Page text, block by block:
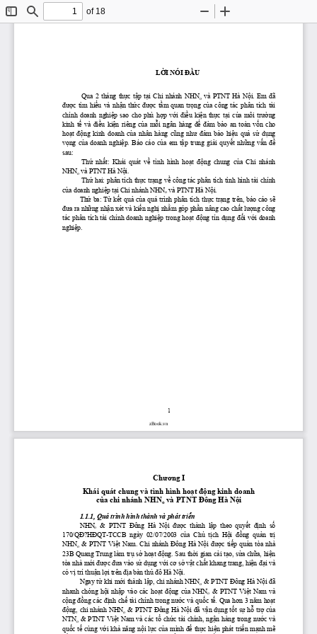
ToggleFind
of 18
Zoom
1
LỜI NÓI ĐẦU
Qua  2  tháng thực tập tại
  Chi  nhánh  NHN
o
  và  PTNT  Hà
Nội.
  Em
đã
được
  tìm
hiểu
  và
nhận thức được tầm
  quan
trọng của
  công  tác  phân  tích  tài
chính  doanh nghiệp
  sao  cho  phù
hợp với điều kiện thực tại của
  môi
trường
kinh tế
  và
điều kiện
  riêng
của mỗi
  ngân  hàng
để đảm bảo
  an  toàn
vốn
  cho
hoạt động
  kinh  doanh
của
  nhân  hàng
cũng như đảm bảo hiệu quả sử dụng
vọng của
  doanh
nghiệp.
  Báo  cáo
của
  em
tập
  trung
giải quyết những vấn đề
sau:
Thứ nhất:
  Khái  quát
về
  tình  hình
hoạt động
  chung
của
  Chi  nhánh
NHNo và PTNT Hà Nội.
Thứ hai: phân tích thực trạng về công tác phân tích tình hình tài chính
của doanh nghiệp tại Chi nhánh NHNo và PTNT Hà Nội.
Thứ ba: Từ kết quả của quá trình phân tích thực trạng trên, báo cáo sẽ
đưa ra những nhận xét và kiến nghị nhằm góp phần nâng cao chất lượng công
tác phân tích tài chính doanh nghiệp trong hoạt động tín dụng đối với doanh
nghiệp.
zBook.vn
Chương I
Khái quát chung và tình hình hoạt động kinh doanh
của chi nhánh NHNo và PTNT Đông Hà Nội
1.1.1, Quá trình hình thành và phát triển
NHNo
  &  PTNT
Đông
  Hà
Nội được
  thành
lập
  theo
quyết định số
170/QĐ?HĐQT-TCCB
  ngày  02/07/2003
của Chủ tịch Hội đồng quản trị
NHNo
  &  PTNT
Việt
  Nam.  Chi  nhánh
Đông
  Hà
Nội được tiếp quản
  tòa  nhà
23B Quang Trung làm trụ sở hoạt động. Sau thời gian cải tạo, sửa chữa, hiện
tòa nhà mới được đưa vào sử dụng với cơ sở vật chất khang trang, hiện đại và
có vị trí thuận lợi trên địa bàn thủ đô Hà Nội.
Ngay từ khi mới thành lập, chi nhánh NHNo & PTNT Đông Hà Nội đã
nhanh  chóng hội nhập
  vào  các
hoạt động của
  NHN
o
  &  PTNT
Việt
  Nam  và
cộng đồng các định chế tài chính trong nước và quốc tế. Qua hơn 3 năm hoạt
động, chi nhánh NHNo & PTNT Đông Hà Nội đã vận dụng tốt sự hỗ trợ của
NTNo & PTNT Việt Nam và các tổ chức tài chính, ngận hàng trong nước và
quốc tế cùng với khả năng nội lực của mình để thực hiện phát triển mạnh mẽ